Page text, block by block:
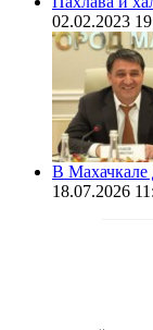
02.02.2023
В Махачкале
18.07.2026